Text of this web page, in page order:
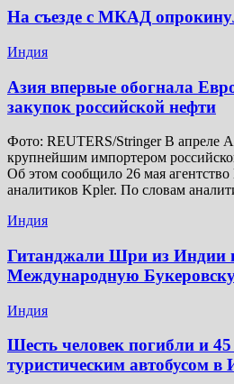
На съезде с МКАД
Индия
Азия впервые обогнала
закупок российской нефти
Фото: REUTERS/Stringer В апреле
крупнейшим импортером
Об этом сообщило 26 мая
аналитиков Kpler. По словам
Индия
Гитанджали Шри из Индии
Международную
Индия
Шесть человек погибли и
туристическим автобусом в